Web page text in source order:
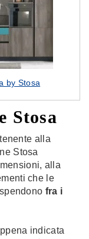
by Stosa
Stosa
alla
Stosa
alla
che le
fra i
indicata